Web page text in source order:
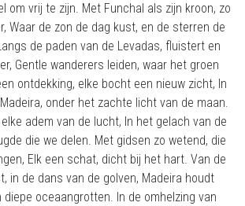
om vrij te zijn. Met Funchal als zijn kroon, zo
Waar de zon de dag kust, en de sterren de
de paden van de Levadas, fluistert en
Gentle wanderers leiden, waar het groen
ontdekking, elke bocht een nieuw zicht, In
onder het zachte licht van de maan.
adem van de lucht, In het gelach van de
die we delen. Met gidsen zo wetend, die
Elk een schat, dicht bij het hart. Van de
in de dans van de golven, Madeira houdt
diepe oceaangrotten. In de omhelzing van